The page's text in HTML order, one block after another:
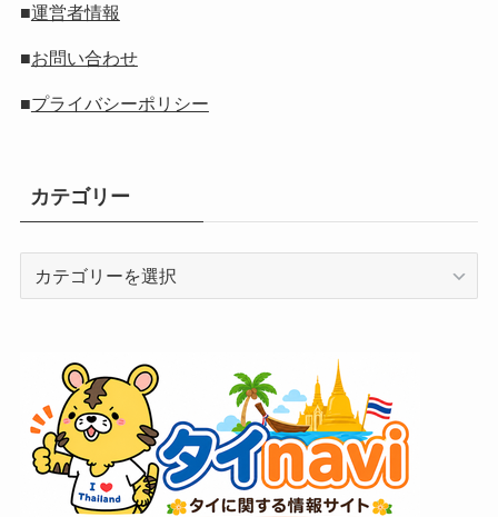
■運営者情報
■お問い合わせ
■プライバシーポリシー
カテゴリー